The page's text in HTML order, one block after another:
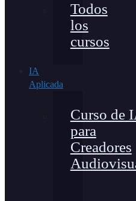
Todos
los
cursos
IA
Aplicada
Curso de
para
Creadores